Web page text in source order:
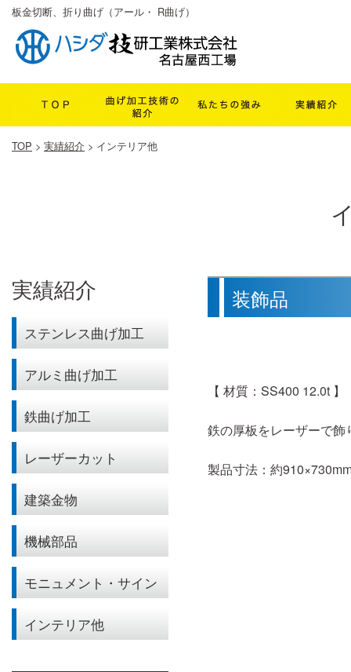
板金切断、折り曲げ（アール・ R曲げ）
TOP > 実績紹介 > インテリア他
装飾品
【 材質：SS400 12.0t 】
鉄の厚板をレーザーで
製品寸法：約
実績紹介
ステンレス曲げ加工
アルミ曲げ加工
鉄曲げ加工
レーザーカット
建築金物
機械部品
モニュメント・サイン
インテリア他